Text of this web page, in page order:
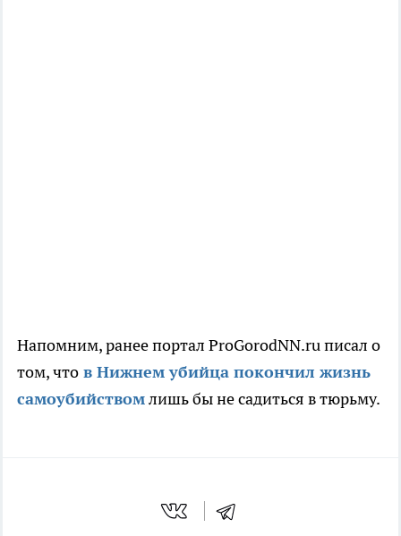
Напомним, ранее портал ProGorodNN.ru писал о
том, что в Нижнем убийца покончил жизнь
самоубийствомлишь бы не садиться в тюрьму.